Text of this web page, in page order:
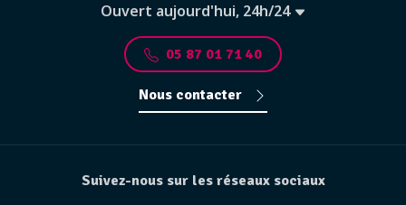
Ouvert aujourd'hui, 24h/24
05 87 01 71 40
Nous contacter
Suivez-nous sur les réseaux sociaux